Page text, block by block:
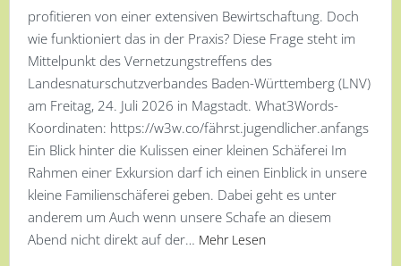
profitieren von einer extensiven Bewirtschaftung. Doch
wie funktioniert das in der Praxis? Diese Frage steht im
Mittelpunkt des Vernetzungstreffens des
Landesnaturschutzverbandes Baden-Württemberg (LNV)
am Freitag, 24. Juli 2026 in Magstadt. What3Words-
Koordinaten: https://w3w.co/fährst.jugendlicher.anfangs
Ein Blick hinter die Kulissen einer kleinen Schäferei Im
Rahmen einer Exkursion darf ich einen Einblick in unsere
kleine Familienschäferei geben. Dabei geht es unter
anderem um Auch wenn unsere Schafe an diesem
Abend nicht direkt auf der… Mehr Lesen